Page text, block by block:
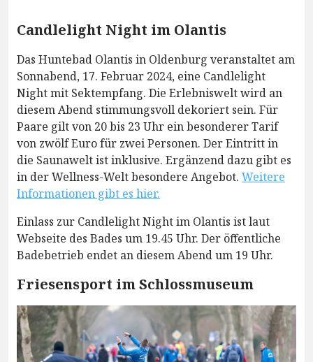
Candlelight Night im Olantis
Das Huntebad Olantis in Oldenburg veranstaltet am
Sonnabend, 17. Februar 2024, eine Candlelight
Night mit Sektempfang. Die Erlebniswelt wird an
diesem Abend stimmungsvoll dekoriert sein. Für
Paare gilt von 20 bis 23 Uhr ein besonderer Tarif
von zwölf Euro für zwei Personen. Der Eintritt in
die Saunawelt ist inklusive. Ergänzend dazu gibt es
in der Wellness-Welt besondere Angebot. Weitere
Informationen gibt es hier.
Einlass zur Candlelight Night im Olantis ist laut
Webseite des Bades um 19.45 Uhr. Der öffentliche
Badebetrieb endet an diesem Abend um 19 Uhr.
Friesensport im Schlossmuseum